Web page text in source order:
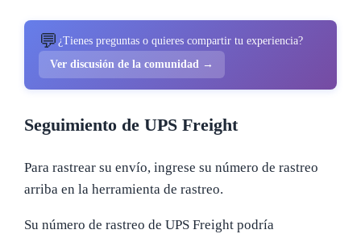
💬 ¿Tienes preguntas o quieres compartir tu experiencia?
Ver discusión de la comunidad →
Seguimiento de UPS Freight
Para rastrear su envío, ingrese su número de rastreo
arriba en la herramienta de rastreo.
Su número de rastreo de UPS Freight podría